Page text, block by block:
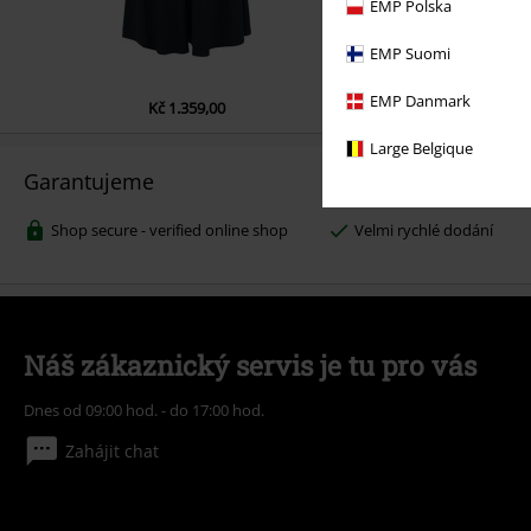
EMP Polska
EMP Suomi
EMP Danmark
Large Belgique
Kč 1.359,00 Kč 679,00
Garantujeme
Shop secure - verified online shop Velmi rychlé dodání
Náš zákaznický servis je tu pro vás
Dnes od 09:00 hod. - do 17:00 hod.
Zahájit chat